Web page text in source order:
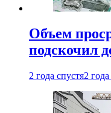
Объем
подскочил
2 года спустя2